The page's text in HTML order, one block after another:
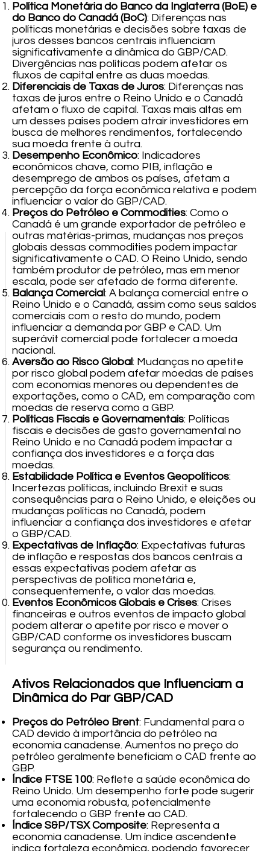
Política Monetária do Banco da Inglaterra (BoE) e
do Banco do Canadá (BoC): Diferenças nas
políticas monetárias e decisões sobre taxas de
juros desses bancos centrais influenciam
significativamente a dinâmica do GBP/CAD.
Divergências nas políticas podem afetar os
fluxos de capital entre as duas moedas.
Diferenciais de Taxas de Juros: Diferenças nas
taxas de juros entre o Reino Unido e o Canadá
afetam o fluxo de capital. Taxas mais altas em
um desses países podem atrair investidores em
busca de melhores rendimentos, fortalecendo
sua moeda frente à outra.
Desempenho Econômico: Indicadores
econômicos chave, como PIB, inflação e
desemprego de ambos os países, afetam a
percepção da força econômica relativa e podem
influenciar o valor do GBP/CAD.
Preços do Petróleo e Commodities: Como o
Canadá é um grande exportador de petróleo e
outras matérias-primas, mudanças nos preços
globais dessas commodities podem impactar
significativamente o CAD. O Reino Unido, sendo
também produtor de petróleo, mas em menor
escala, pode ser afetado de forma diferente.
Balança Comercial: A balança comercial entre o
Reino Unido e o Canadá, assim como seus saldos
comerciais com o resto do mundo, podem
influenciar a demanda por GBP e CAD. Um
superávit comercial pode fortalecer a moeda
nacional.
Aversão ao Risco Global: Mudanças no apetite
por risco global podem afetar moedas de países
com economias menores ou dependentes de
exportações, como o CAD, em comparação com
moedas de reserva como a GBP.
Políticas Fiscais e Governamentais: Políticas
fiscais e decisões de gasto governamental no
Reino Unido e no Canadá podem impactar a
confiança dos investidores e a força das
moedas.
Estabilidade Política e Eventos Geopolíticos:
Incertezas políticas, incluindo Brexit e suas
consequências para o Reino Unido, e eleições ou
mudanças políticas no Canadá, podem
influenciar a confiança dos investidores e afetar
o GBP/CAD.
Expectativas de Inflação: Expectativas futuras
de inflação e respostas dos bancos centrais a
essas expectativas podem afetar as
perspectivas de política monetária e,
consequentemente, o valor das moedas.
Eventos Econômicos Globais e Crises: Crises
financeiras e outros eventos de impacto global
podem alterar o apetite por risco e mover o
GBP/CAD conforme os investidores buscam
segurança ou rendimento.
Ativos Relacionados que Influenciam a
Dinâmica do Par GBP/CAD
Preços do Petróleo Brent: Fundamental para o
CAD devido à importância do petróleo na
economia canadense. Aumentos no preço do
petróleo geralmente beneficiam o CAD frente ao
GBP.
Índice FTSE 100: Reflete a saúde econômica do
Reino Unido. Um desempenho forte pode sugerir
uma economia robusta, potencialmente
fortalecendo o GBP frente ao CAD.
Índice S&P/TSX Composite: Representa a
economia canadense. Um índice ascendente
indica fortaleza econômica, podendo favorecer